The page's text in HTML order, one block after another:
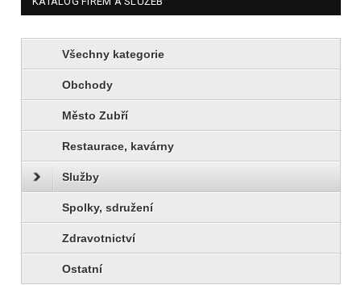
Všechny kategorie
Obchody
Město Zubří
Restaurace, kavárny
Služby
Spolky, sdružení
Zdravotnictví
Ostatní